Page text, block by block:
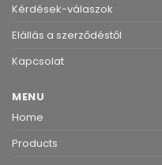
Kérdések-válaszok
Elállás a szerződéstől
Kapcsolat
MENU
Home
Products